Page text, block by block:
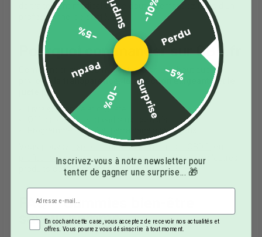
de traitement médical ou de doute, demandez l’avis d’un
professionnel de santé.
Pourquoi commander sur CBD.fr
Commander sur CBD.fr, c’est choisir une boutique qui
privilégie
la transparence, la sélection exigeante et le
juste prix
Livraison rapide et discrète
Offres régulières et cadeaux exclusifs
Programme fidélité et parrainage avantageux
explorer l’univers bien-être de CBD.fr
profiter des promotions en courspour découvrir d’autres
produits complémentaires.
FAQ – Gummies bien-être
saveur pomme
-10%
Perdu
-5%
Surprise
-10%
Perdu
-5%
Inscrivez-vous à notre newsletter pour
tenter de gagner une surprise... 🎁
En cochant cette case, vous acceptez de recevoir nos actualités et
offres. Vous pourrez vous désinscrire à tout moment.